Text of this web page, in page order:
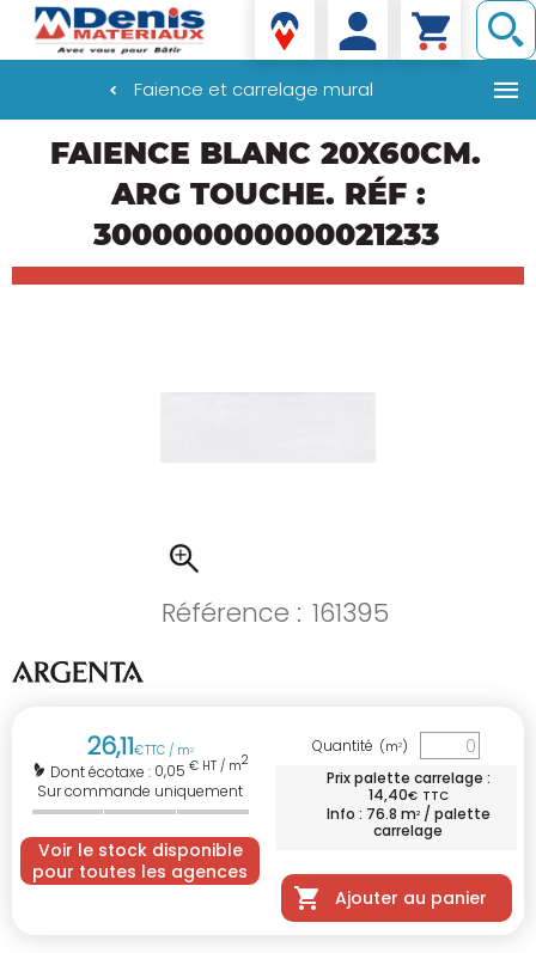
Denis matériaux
Faience et carrelage mural
FAIENCE BLANC 20X60CM.
ARG TOUCHE. RÉF :
300000000000021233
Référence : 161395
26,11€TTC / m2
Dont écotaxe : 0,05 € HT / m2
Sur commande uniquement
Voir le stock disponible
pour toutes les agences
Quantité (m2)
Prix palette carrelage :
14,40€ TTC
Info : 76.8 m2/ palette
carrelage
Ajouter au panier